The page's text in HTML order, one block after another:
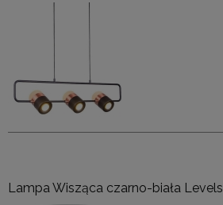
Lampa Wisząca czarno-biała Levels